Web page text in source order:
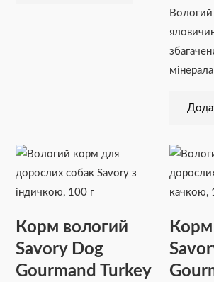
Корм вологий
Savory Dog
Gourmand Turkey